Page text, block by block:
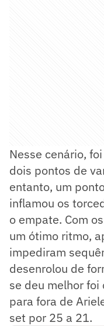
Nesse cenário,
dois pontos de
entanto, um
inflamou os
o empate. Com
um ótimo ritmo,
impediram
desenrolou de
se deu melhor foi
para fora de
set por 25 a 21.